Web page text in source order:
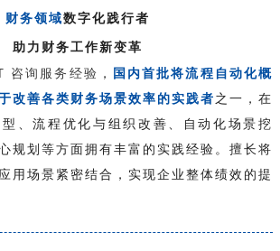
财务领域数字化践行者
助力财务工作新变革
咨询服务经验 ， 国内首批将流程自动化概
改善各类财务场景效率的实践者之一，在
、流程优化与组织改善、自动化场景挖
规划等方面拥有丰富的实践经验。擅长将
用场景紧密结合，实现企业整体绩效的提